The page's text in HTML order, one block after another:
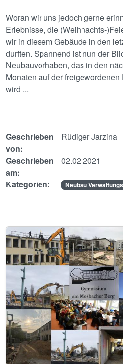
Woran wir uns jedoch gerne
Erlebnisse, die (Weihnachts-
wir in diesem Gebäude in den
durften. Spannend ist nun der
Neubauvorhaben, das in den
Monaten auf der
wird ...
Geschrieben
von:
Rüdiger Jarzina
Geschrieben
am:
02.02.2021
Kategorien: Neubau
Image